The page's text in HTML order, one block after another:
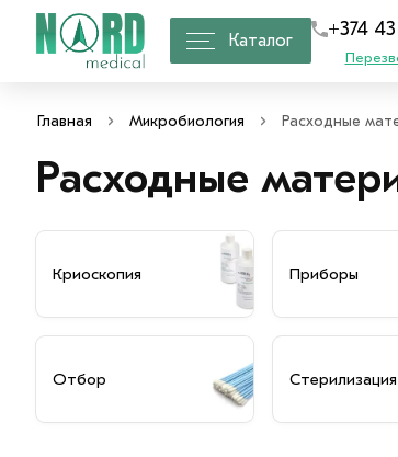
Каталог
+374
Главная Микробиология Расходные
Расходные
Криоскопия Приборы
Отбор Стерилизация